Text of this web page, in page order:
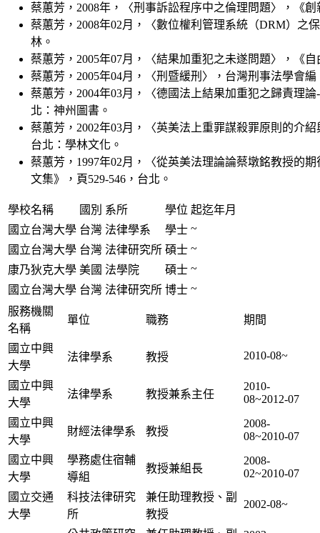
蔡蕙芳，2008年，
〈刑事訴訟程序中之倫理問題〉，
《
蔡蕙芳，2008年02月，〈數位權利管理系統（DRM）之
林。
蔡蕙芳，2005年07月，〈結果加重犯之未遂問題〉，《
蔡蕙芳，2005年04月，〈刑暨緩刑〉，台灣刑事法學會
蔡蕙芳，2004年03月，〈德國法上結果加重犯之歸責理
北：神州圖書。
蔡蕙芳，2002年03月，〈英美法上重罪謀殺罪原則的介
台北：學林文化。
蔡蕙芳，1997年02月，〈從英美法理論論蔡墩銘教授的
文集》，頁529-546，台北。
學校名稱 國別 系所 學位 起迄年月
國立台灣大學 台灣 法律學系 學士 ~
國立台灣大學 台灣 法律研究所 碩士 ~
康乃狄克大學 美國 法學院 碩士 ~
國立台灣大學 台灣 法律研究所 博士 ~
服務機關
名稱
單位 職務 期間
國立中興
大學
法律學系 教授 2010-08~
國立中興
大學
法律學系 教授兼系主任
2010-
08~2012-07
國立中興
大學
財經法律學系 教授
2008-
08~2010-07
國立中興
大學
學務處住宿輔
導組
教授兼組長
2008-
02~2010-07
國立交通
大學
科技法律研究
所
兼任助理教授、副
教授
2002-08~